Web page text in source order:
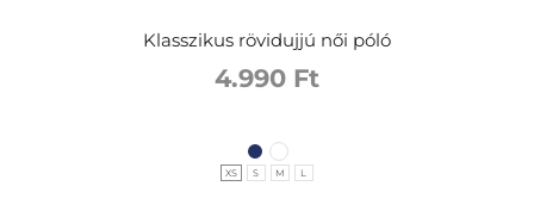
Klasszikus rövidujjú női póló
4.990 Ft
XS S M L